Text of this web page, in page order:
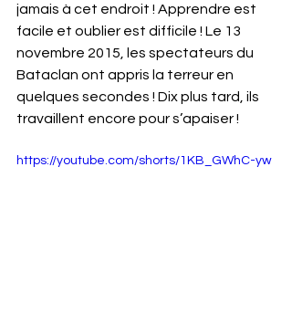
jamais à cet endroit ! Apprendre est
facile et oublier est difficile ! Le 13
novembre 2015, les spectateurs du
Bataclan ont appris la terreur en
quelques secondes ! Dix plus tard, ils
travaillent encore pour s’apaiser !
https://youtube.com/shorts/1KB_GWhC-yw